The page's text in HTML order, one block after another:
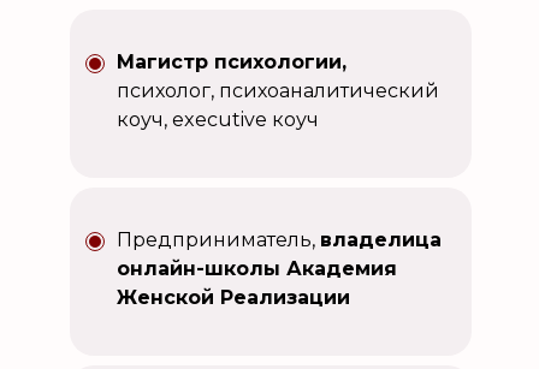
Предприниматель, владелица
онлайн-школы Академия
Женской Реализации
Магистр психологии,
психолог, психоаналитический
коуч, executive коуч